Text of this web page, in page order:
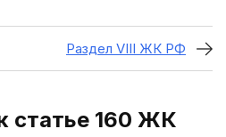
Раздел VIII ЖК РФ
статье 160 ЖК